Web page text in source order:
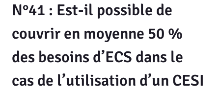
N°41 : Est-il possible de
couvrir en moyenne 50 %
des besoins d’ECS dans le
cas de l’utilisation d’un CESI